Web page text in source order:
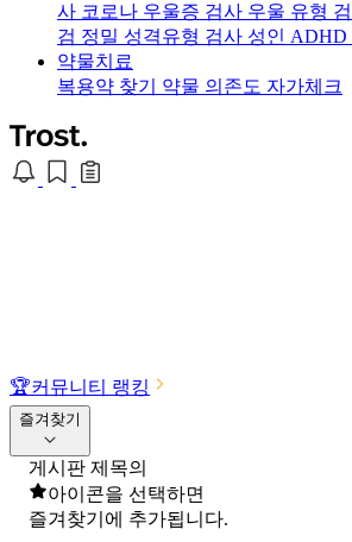
사 코로나 우울증 검사 우울 유형
검 정밀 성격유형 검사 성인 ADHD
약물치료
복용약 찾기 약물 의존도 자가체크
🏆커뮤니티 랭킹
즐겨찾기
게시판 제목의
아이콘을 선택하면
즐겨찾기에 추가됩니다.